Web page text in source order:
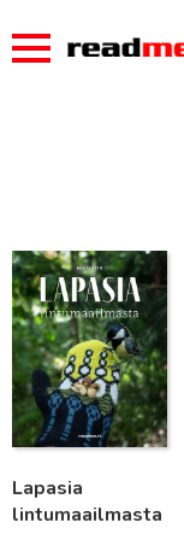
Lapasia
lintumaailmasta
Lue lisää